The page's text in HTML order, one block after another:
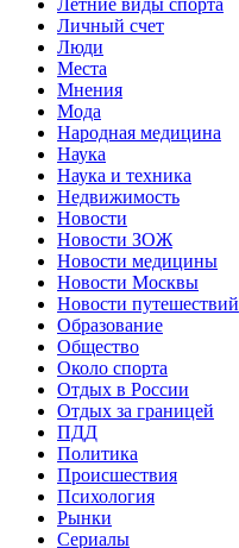
Личный счет
Люди
Места
Мнения
Мода
Народная медицина
Наука
Наука и техника
Недвижимость
Новости
Новости ЗОЖ
Новости медицины
Новости Москвы
Новости путешествий
Образование
Общество
Около спорта
Отдых в России
Отдых за границей
ПДД
Политика
Происшествия
Психология
Рынки
Сериалы